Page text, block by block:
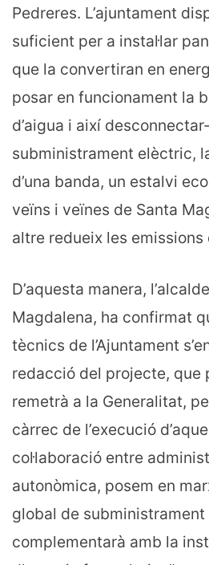
Pedreres. L’ajuntament
suficient per a instal·lar
que la convertiran en
posar en funcionament la
d’aigua i així
subministrament elèctric,
d’una banda, un estalvi
veïns i veïnes de Santa
altre redueix les emissions
D’aquesta manera,
Magdalena, ha confirmat
tècnics de l’Ajuntament
redacció del projecte, que
remetrà a la Generalitat,
càrrec de l’execució
col·laboració entre
autonòmica, posem en
global de subministrament
complementarà amb la